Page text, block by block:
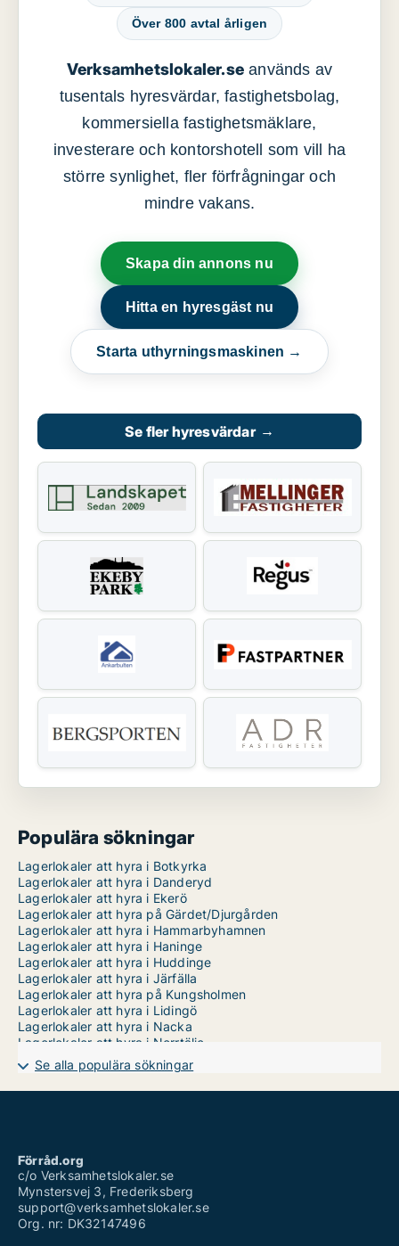
Över 800 avtal årligen
Verksamhetslokaler.se används av
tusentals hyresvärdar, fastighetsbolag,
kommersiella fastighetsmäklare,
investerare och kontorshotell som vill ha
större synlighet, fler förfrågningar och
mindre vakans.
Skapa din annons nu
Hitta en hyresgäst nu
Starta uthyrningsmaskinen →
Se fler hyresvärdar →
Populära sökningar
Lagerlokaler att hyra i Botkyrka
Lagerlokaler att hyra i Danderyd
Lagerlokaler att hyra i Ekerö
Lagerlokaler att hyra på Gärdet/Djurgården
Lagerlokaler att hyra i Hammarbyhamnen
Lagerlokaler att hyra i Haninge
Lagerlokaler att hyra i Huddinge
Lagerlokaler att hyra i Järfälla
Lagerlokaler att hyra på Kungsholmen
Lagerlokaler att hyra i Lidingö
Lagerlokaler att hyra i Nacka
Lagerlokaler att hyra i Norrtälje
Lagerlokaler att hyra i Nykvarn
Lagerlokaler att hyra i Nynäshamn
Lagerlokaler att hyra i Salem
Lagerlokaler att hyra i Stockholm Innerstad
Lagerlokaler att hyra i Sundbyberg
Lagerlokaler att hyra på Södermalm
Lagerlokaler att hyra i Söderort
Lagerlokaler att hyra i Södertälje
Lagerlokaler att hyra i Tyresö
Se alla populära sökningar
Förråd.org
c/o Verksamhetslokaler.se
Mynstersvej 3, Frederiksberg
support@verksamhetslokaler.se
Org. nr: DK32147496